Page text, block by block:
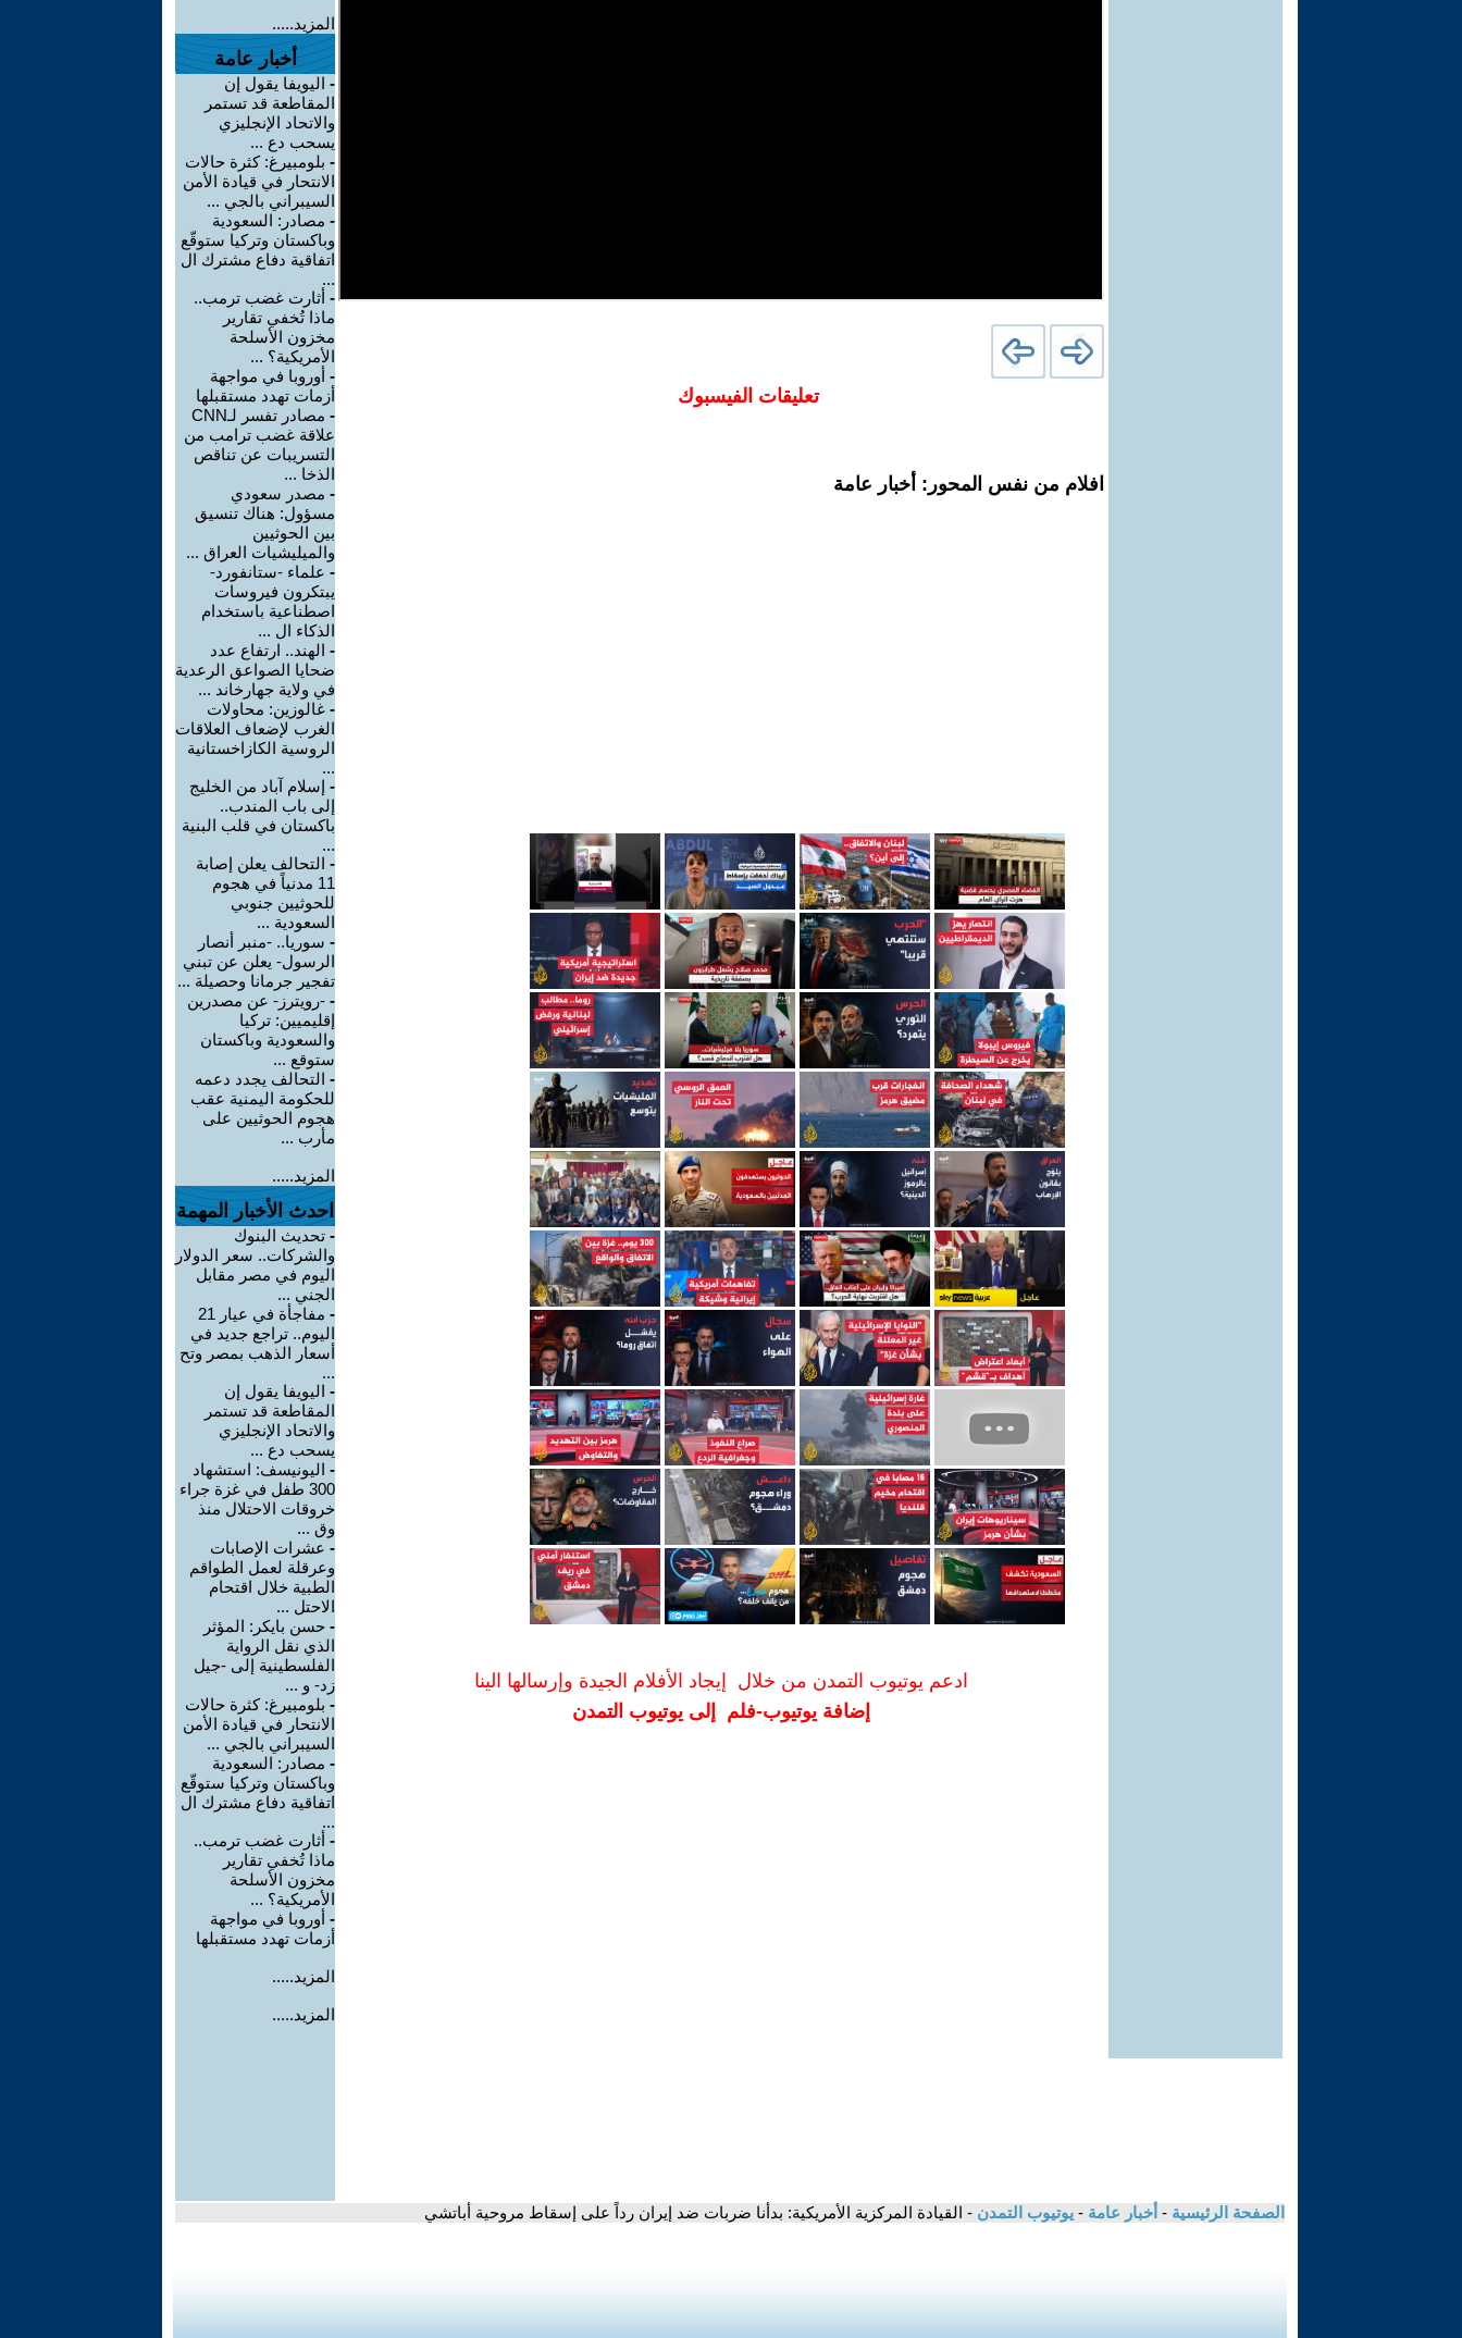
تعليقات الفيسبوك
افلام من نفس المحور: أخبار عامة
ادعم يوتيوب التمدن من خلال إيجاد الأفلام الجيدة وإرسالها الينا
إضافة يوتيوب-فلم إلى يوتيوب التمدن
المزيد.....
أخبار عامة
- اليويفا يقول إن
المقاطعة قد تستمر
والاتحاد الإنجليزي
يسحب دع ...
- بلومبيرغ: كثرة حالات
الانتحار في قيادة الأمن
السيبراني بالجي ...
- مصادر: السعودية
وباكستان وتركيا ستوقّع
اتفاقية دفاع مشترك ال
...
- أثارت غضب ترمب..
ماذا تُخفي تقارير
مخزون الأسلحة
الأمريكية؟ ...
- أوروبا في مواجهة
أزمات تهدد مستقبلها
-
مصادر تفسر لـCNN
علاقة غضب ترامب من
التسريبات عن تناقص
الذخا ...
- مصدر سعودي
مسؤول: هناك تنسيق
بين الحوثيين
والميليشيات العراق ...
- علماء -ستانفورد-
يبتكرون فيروسات
اصطناعية باستخدام
الذكاء ال ...
- الهند.. ارتفاع عدد
ضحايا الصواعق الرعدية
في ولاية جهارخاند ...
- غالوزين: محاولات
الغرب لإضعاف العلاقات
الروسية الكازاخستانية
...
- إسلام آباد من الخليج
إلى باب المندب..
باكستان في قلب البنية
...
- التحالف يعلن إصابة
11 مدنياً في هجوم
للحوثيين جنوبي
السعودية ...
- سوريا.. -منبر أنصار
الرسول- يعلن عن تبني
تفجير جرمانا وحصيلة ...
- -رويترز- عن مصدرين
إقليميين: تركيا
والسعودية وباكستان
ستوقع ...
- التحالف يجدد دعمه
للحكومة اليمنية عقب
هجوم الحوثيين على
مأرب ...
المزيد.....
احدث الأخبار المهمة
- تحديث البنوك
والشركات.. سعر الدولار
اليوم في مصر مقابل
الجني ...
-
مفاجأة في عيار 21
اليوم.. تراجع جديد في
أسعار الذهب بمصر وتح
...
- اليويفا يقول إن
المقاطعة قد تستمر
والاتحاد الإنجليزي
يسحب دع ...
- اليونيسف: استشهاد
300 طفل في غزة جراء
خروقات الاحتلال منذ
وق ...
- عشرات الإصابات
وعرقلة لعمل الطواقم
الطبية خلال اقتحام
الاحتل ...
- حسن بايكر: المؤثر
الذي نقل الرواية
الفلسطينية إلى -جيل
زد- و ...
- بلومبيرغ: كثرة حالات
الانتحار في قيادة الأمن
السيبراني بالجي ...
- مصادر: السعودية
وباكستان وتركيا ستوقّع
اتفاقية دفاع مشترك ال
...
- أثارت غضب ترمب..
ماذا تُخفي تقارير
مخزون الأسلحة
الأمريكية؟ ...
- أوروبا في مواجهة
أزمات تهدد مستقبلها
المزيد.....
المزيد.....
الصفحة الرئيسية - أخبار عامة - يوتيوب التمدن - القيادة المركزية الأمريكية: بدأنا ضربات ضد إيران رداً على إسقاط مروحية أباتشي